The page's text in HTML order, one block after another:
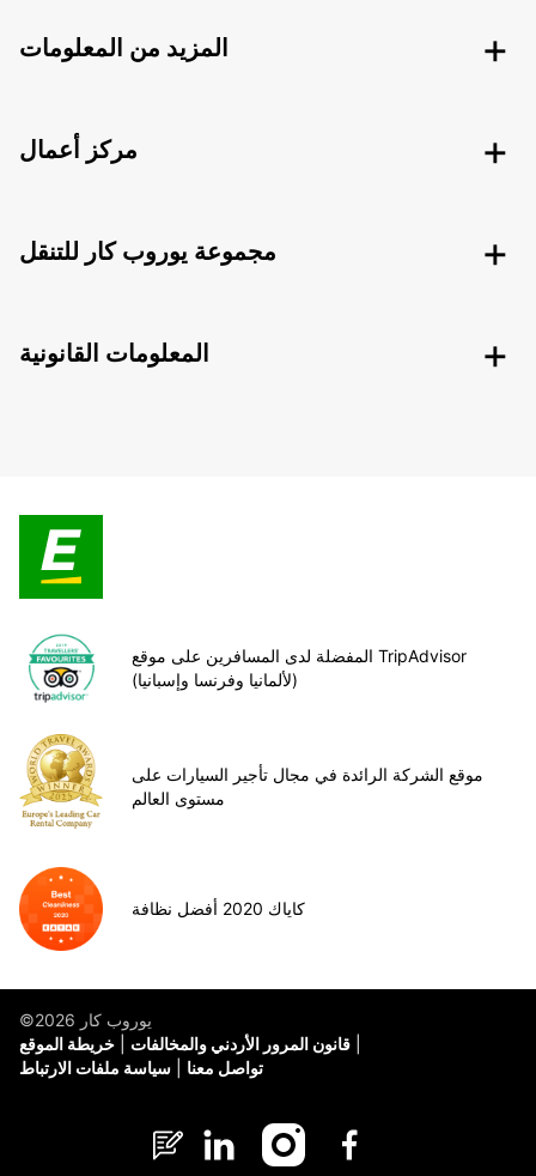
المزيد من المعلومات
مركز أعمال
مجموعة يوروب كار للتنقل
المعلومات القانونية
المفضلة لدى المسافرين على موقع TripAdvisor
(لألمانيا وفرنسا وإسبانيا)
موقع الشركة الرائدة في مجال تأجير السيارات على
مستوى العالم
كاياك 2020 أفضل نظافة
©يوروب كار 2026
خريطة الموقع
قانون المرور الأردني والمخالفات
سياسة ملفات الارتباط
تواصل معنا